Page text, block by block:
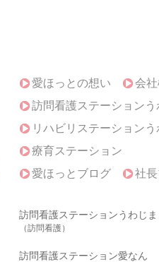
愛ほっとの想い
会
訪問看護ステーションう
リハビリステーション
療育ステーション
愛ほっとブログ
社
訪問看護ステーションうわじま
（訪問看護）
訪問看護ステーション愛なん